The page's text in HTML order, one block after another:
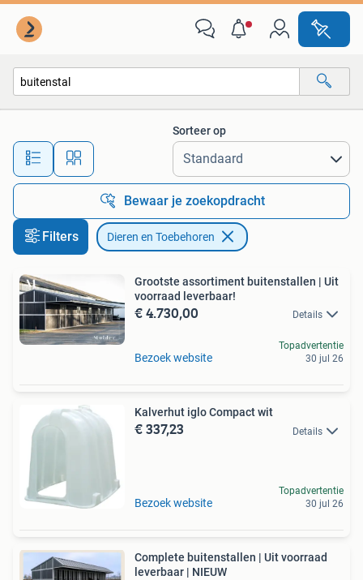
Alle afstanden…
Sorteer op
Bewaar je zoekopdracht
Filters Dieren en Toebehoren
Grootste assortiment buitenstallen | Uit
voorraad leverbaar!
€ 4.730,00 Details
Bezoek website
Topadvertentie
30 jul 26
Kalverhut iglo Compact wit
€ 337,23 Details
Bezoek website
Topadvertentie
30 jul 26
Complete buitenstallen | Uit voorraad
leverbaar | NIEUW